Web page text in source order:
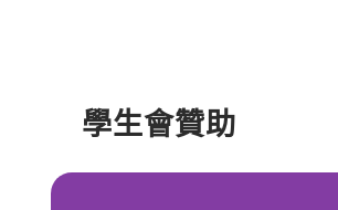
學生會贊助